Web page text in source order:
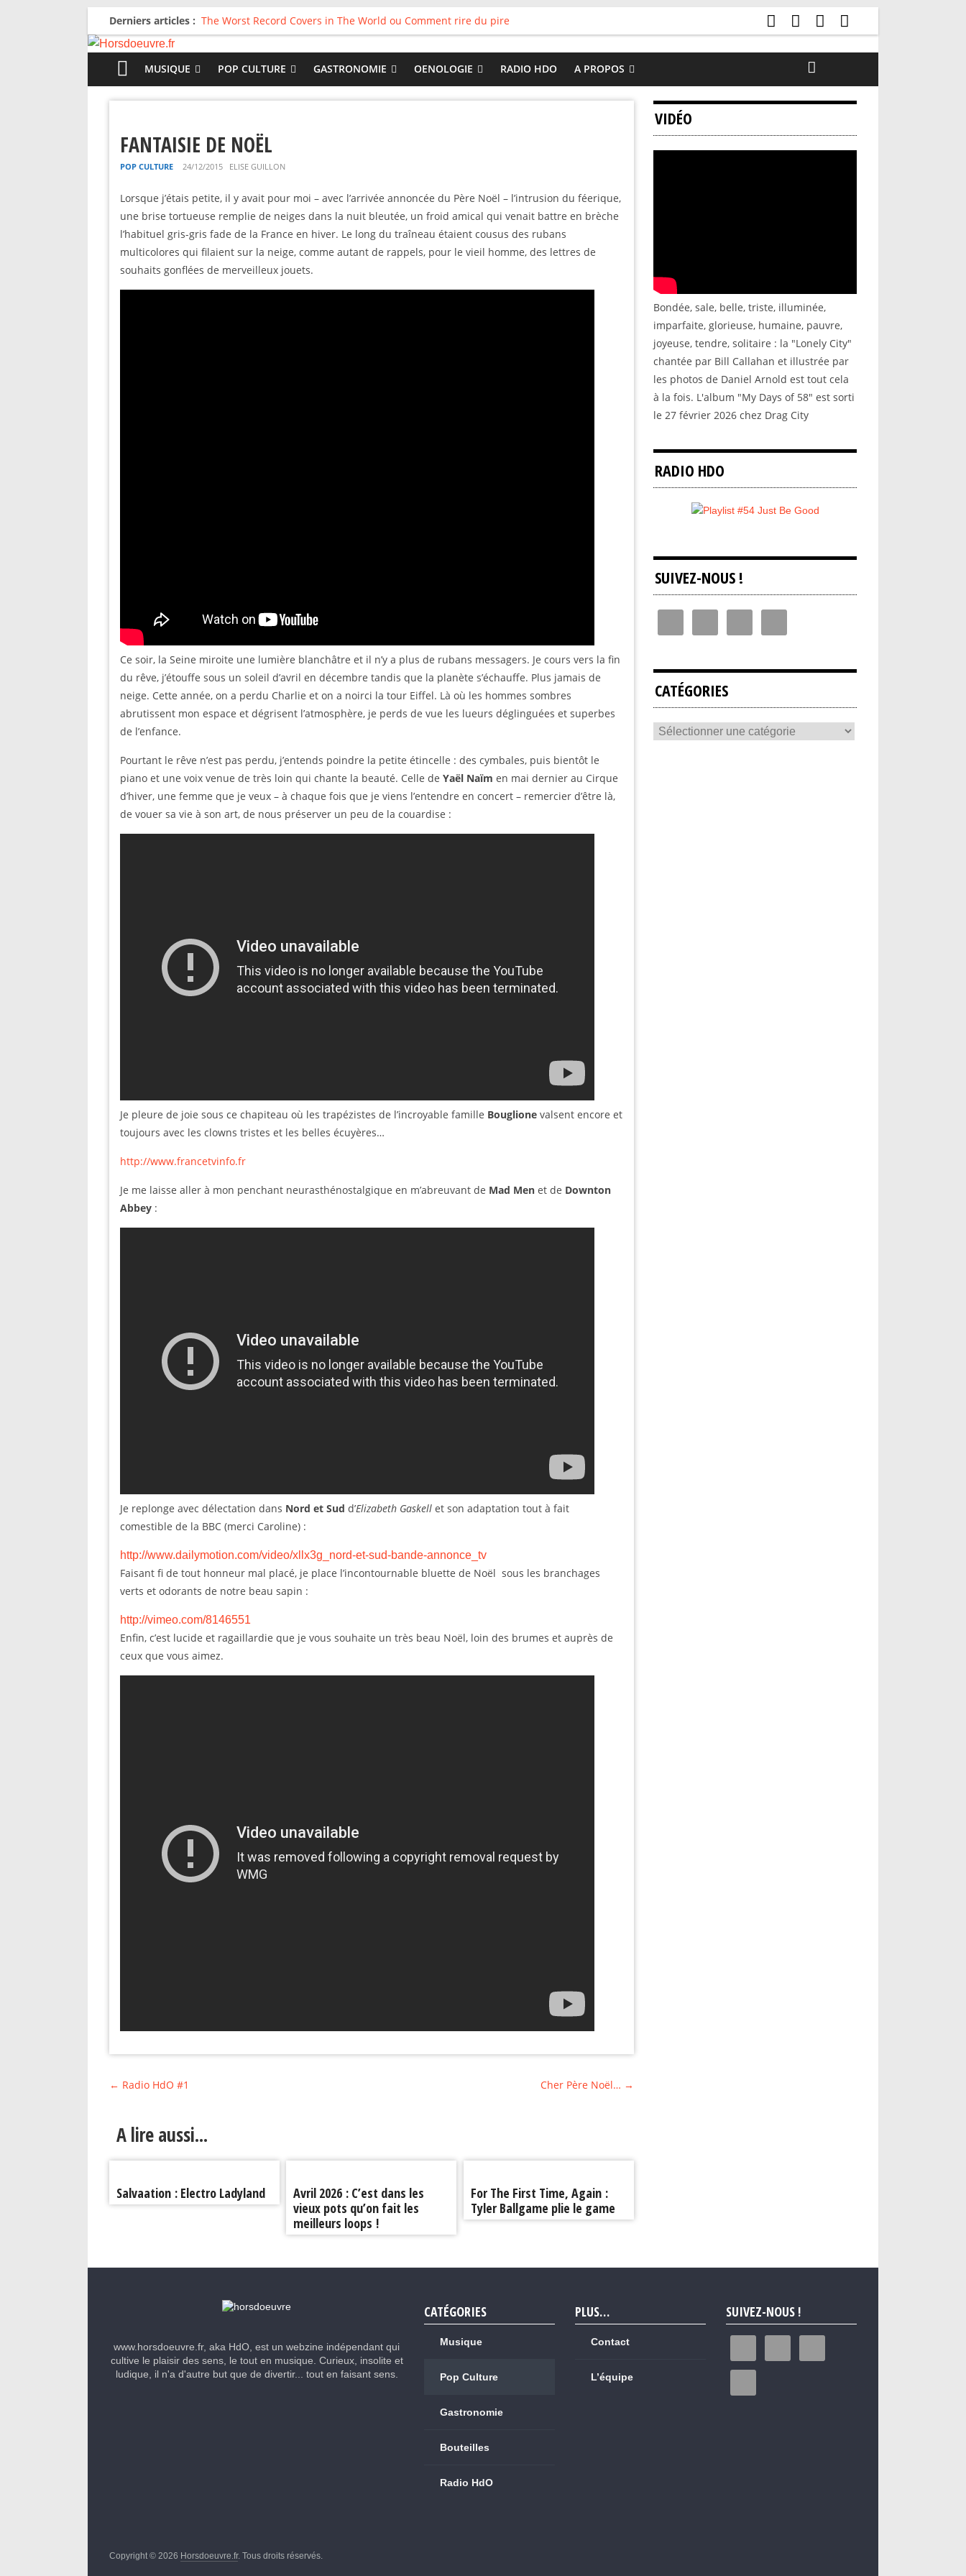
Derniers articles : The Worst Record Covers in The World ou Comment rire du pire
Avril 2026 : C’est dans les vieux pots qu’on fait les meilleurs loops !
Salvaation : Electro Ladyland
For The First Time, Again : Tyler Ballgame plie le game
Radio HDO #54 : Just be Good
MUSIQUE POP CULTURE GASTRONOMIE OENOLOGIE RADIO HDO A PROPOS
FANTAISIE DE NOËL
POP CULTURE 24/12/2015 ELISE GUILLON
Lorsque j’étais petite, il y avait pour moi – avec l’arrivée annoncée du Père Noël – l’intrusion du féerique,
une brise tortueuse remplie de neiges dans la nuit bleutée, un froid amical qui venait battre en brèche
l’habituel gris-gris fade de la France en hiver. Le long du traîneau étaient cousus des rubans
multicolores qui filaient sur la neige, comme autant de rappels, pour le vieil homme, des lettres de
souhaits gonflées de merveilleux jouets.
Ce soir, la Seine miroite une lumière blanchâtre et il n’y a plus de rubans messagers. Je cours vers la fin
du rêve, j’étouffe sous un soleil d’avril en décembre tandis que la planète s’échauffe. Plus jamais de
neige. Cette année, on a perdu Charlie et on a noirci la tour Eiffel. Là où les hommes sombres
abrutissent mon espace et dégrisent l’atmosphère, je perds de vue les lueurs déglinguées et superbes
de l’enfance.
Pourtant le rêve n’est pas perdu, j’entends poindre la petite étincelle : des cymbales, puis bientôt le
piano et une voix venue de très loin qui chante la beauté. Celle de Yaël Naïm en mai dernier au Cirque
d’hiver, une femme que je veux – à chaque fois que je viens l’entendre en concert – remercier d’être là,
de vouer sa vie à son art, de nous préserver un peu de la couardise :
Je pleure de joie sous ce chapiteau où les trapézistes de l’incroyable famille Bouglione valsent encore et
toujours avec les clowns tristes et les belles écuyères…
http://www.francetvinfo.fr
Je me laisse aller à mon penchant neurasthénostalgique en m’abreuvant de Mad Men et de Downton
Abbey :
Je replonge avec délectation dans Nord et Sud d’Elizabeth Gaskell et son adaptation tout à fait
comestible de la BBC (merci Caroline) :
http://www.dailymotion.com/video/xllx3g_nord-et-sud-bande-annonce_tv
Faisant fi de tout honneur mal placé, je place l’incontournable bluette de Noël sous les branchages
verts et odorants de notre beau sapin :
http://vimeo.com/8146551
Enfin, c’est lucide et ragaillardie que je vous souhaite un très beau Noël, loin des brumes et auprès de
ceux que vous aimez.
← Radio HdO #1 Cher Père Noël… →
A lire aussi...
Salvaation : Electro Ladyland
Avril 2026 : C’est dans les
vieux pots qu’on fait les
meilleurs loops !
For The First Time, Again :
Tyler Ballgame plie le game
VIDÉO
Bondée, sale, belle, triste, illuminée,
imparfaite, glorieuse, humaine, pauvre,
joyeuse, tendre, solitaire : la "Lonely City"
chantée par Bill Callahan et illustrée par
les photos de Daniel Arnold est tout cela
à la fois. L'album "My Days of 58" est sorti
le 27 février 2026 chez Drag City
RADIO HDO
SUIVEZ-NOUS !
CATÉGORIES
www.horsdoeuvre.fr, aka HdO, est un webzine indépendant qui
cultive le plaisir des sens, le tout en musique. Curieux, insolite et
ludique, il n'a d'autre but que de divertir... tout en faisant sens.
CATÉGORIES
Musique
Pop Culture
Gastronomie
Bouteilles
Radio HdO
PLUS…
Contact
L’équipe
SUIVEZ-NOUS !
Copyright © 2026 Horsdoeuvre.fr. Tous droits réservés.